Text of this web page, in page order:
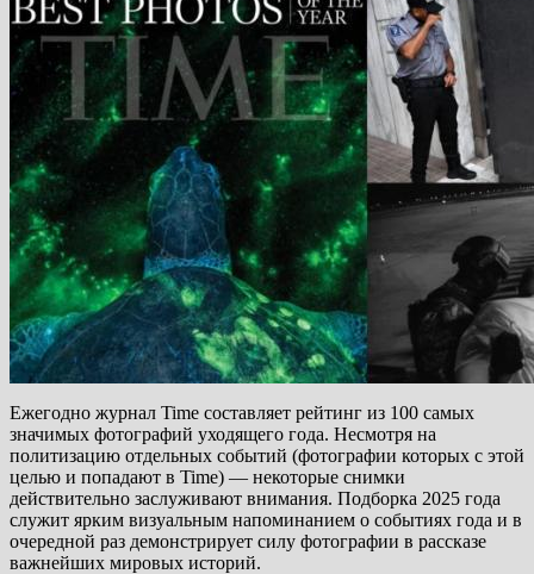
Ежегодно журнал Time составляет рейтинг из 100 самых
значимых фотографий уходящего года. Несмотря на
политизацию отдельных событий (фотографии которых с этой
целью и попадают в Time) — некоторые снимки
действительно заслуживают внимания. Подборка 2025 года
служит ярким визуальным напоминанием о событиях года и в
очередной раз демонстрирует силу фотографии в рассказе
важнейших мировых историй.